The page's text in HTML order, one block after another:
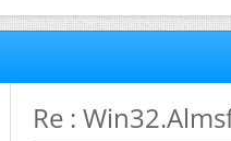
Re :